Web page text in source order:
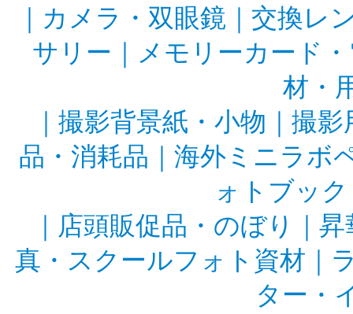
カメラ・双眼鏡
交換レ
サリー
メモリーカード
材・
撮影背景紙・小物
撮影
品・消耗品
海外ミニラボ
ォトブッ
店頭販促品・のぼり
昇
真・スクールフォト資材
ター・